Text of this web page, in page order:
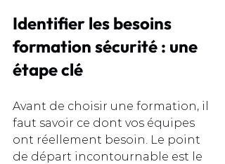
Identifier les besoins
formation sécurité : une
étape clé
Avant de choisir une formation, il
faut savoir ce dont vos équipes
ont réellement besoin. Le point
de départ incontournable est le